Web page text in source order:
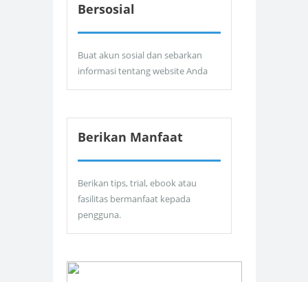
Bersosial
Buat akun sosial dan sebarkan
informasi tentang website Anda
Berikan Manfaat
Berikan tips, trial, ebook atau
fasilitas bermanfaat kepada
pengguna.